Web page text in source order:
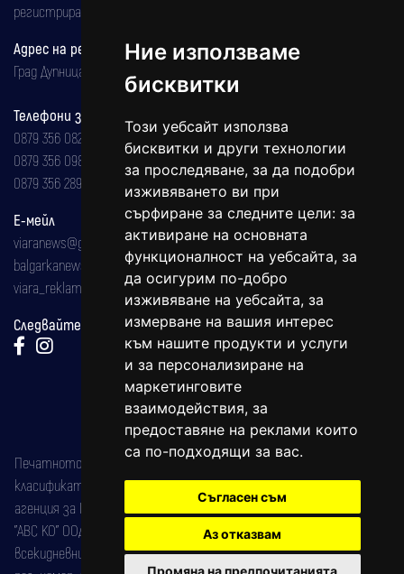
Ние използваме
бисквитки
Този уебсайт използва
бисквитки и други технологии
за проследяване, за да подобри
изживяването ви при
сърфиране за следните цели: за
активиране на основната
функционалност на уебсайта, за
да осигурим по-добро
изживяване на уебсайта, за
измерване на вашия интерес
към нашите продукти и услуги
и за персонализиране на
маркетинговите
взаимодействия, за
предоставяне на реклами които
са по-подходящи за вас.
Съгласен съм
Аз отказвам
Промяна на предпочитанията
регистрирана на 08.05.2002 година.
Адрес на редакцията
Град Дупница, ул.''Христо Ботев" 43
Телефони за реклама и абонаменти
0879 356 082
0879 356 098
0879 356 289
Е-мейл
viaranews@gmail.com
balgarkanews@gmail.com
viara_reklama@mail.bg
Следвайте ни:
Печатното издание на вестника е регистрирано в националния
класификатор на печатните издания (Българска национална
агенция за ISSN) под номер: ISSN 1312-4722.
"АВС КО" ООД е притежател на марката: Вяра информационен
всекидневник на югозападна България, със свидетелство за марка